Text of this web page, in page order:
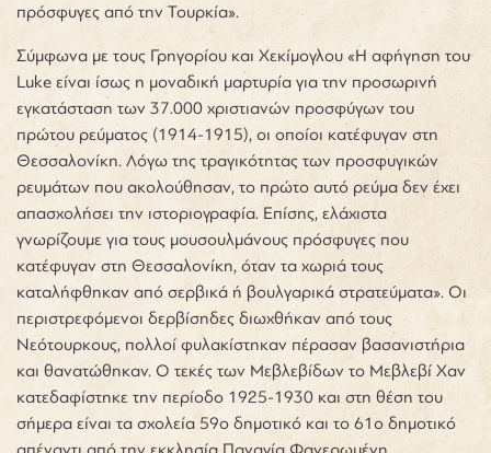
πρόσφυγες από την Τουρκία».
Σύμφωνα με τους Γρηγορίου και Χεκίμογλου «Η αφήγηση του
Luke είναι ίσως η μοναδική μαρτυρία για την προσωρινή
εγκατάσταση των 37.000 χριστιανών προσφύγων του
πρώτου ρεύματος (1914-1915), οι οποίοι κατέφυγαν στη
Θεσσαλονίκη. Λόγω της τραγικότητας των προσφυγικών
ρευμάτων που ακολούθησαν, το πρώτο αυτό ρεύμα δεν έχει
απασχολήσει την ιστοριογραφία. Επίσης, ελάχιστα
γνωρίζουμε για τους μουσουλμάνους πρόσφυγες που
κατέφυγαν στη Θεσσαλονίκη, όταν τα χωριά τους
καταλήφθηκαν από σερβικά ή βουλγαρικά στρατεύματα». Οι
περιστρεφόμενοι δερβίσηδες διωχθήκαν από τους
Νεότουρκους, πολλοί φυλακίστηκαν πέρασαν βασανιστήρια
και θανατώθηκαν. Ο τεκές των Μεβλεβίδων το Μεβλεβί Χαν
κατεδαφίστηκε την περίοδο 1925-1930 και στη θέση του
σήμερα είναι τα σχολεία 59ο δημοτικό και το 61ο δημοτικό